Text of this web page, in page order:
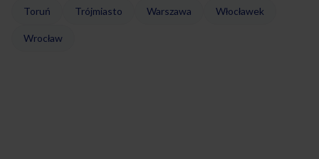
Toruń Trójmiasto Warszawa Włocławek
Wrocław